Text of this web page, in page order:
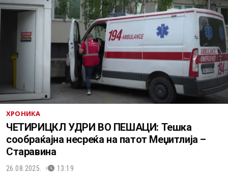
ХРОНИКА
ЧЕТИРИЦКЛ УДРИ ВО ПЕШАЦИ: Тешка
сообраќајна несреќа на патот Меџитлија –
Старавина
26.08.2025. 13:19